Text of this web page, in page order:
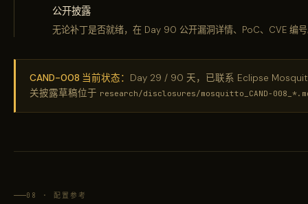
公开披露
无论补丁是否就绪，在 Day 90 公开漏洞详情、PoC、CVE 编
CAND-008 当前状态： Day 29 / 90 天，已联系 Eclipse
关披露草稿位于 research/disclosures/mosquitto_CAND-
08 · 配置参考